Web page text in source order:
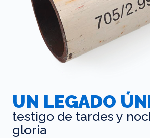
UN LEGADO
testigo de tardes y
gloria